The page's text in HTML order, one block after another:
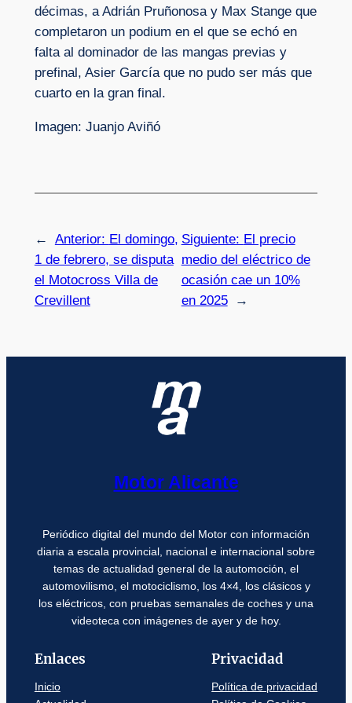
décimas, a Adrián Pruñonosa y Max Stange que
completaron un podium en el que se echó en
falta al dominador de las mangas previas y
prefinal, Asier García que no pudo ser más que
cuarto en la gran final.
Imagen: Juanjo Aviñó
← Anterior: El domingo,
1 de febrero, se disputa
el Motocross Villa de
Crevillent
Siguiente: El precio
medio del eléctrico de
ocasión cae un 10%
en 2025
→
Motor Alicante
Periódico digital del mundo del Motor con información
diaria a escala provincial, nacional e internacional sobre
temas de actualidad general de la automoción, el
automovilismo, el motociclismo, los 4×4, los clásicos y
los eléctricos, con pruebas semanales de coches y una
videoteca con imágenes de ayer y de hoy.
Enlaces
Inicio
Privacidad
Política de privacidad